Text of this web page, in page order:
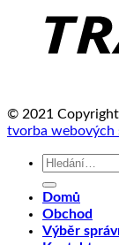
© 2021 Copyright
tvorba webových
Hledat:
Domů
Obchod
Výběr